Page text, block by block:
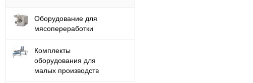
Оборудование для
мясопереработки
Комплекты
оборудования для
малых производств